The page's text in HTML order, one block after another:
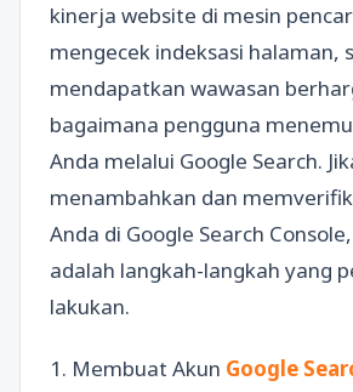
kinerja website di mesin
mengecek indeksasi halaman,
mendapatkan wawasan
bagaimana pengguna
Anda melalui Google Search.
menambahkan dan
Anda di Google Search
adalah langkah-langkah yang
lakukan.
1. Membuat Akun Google